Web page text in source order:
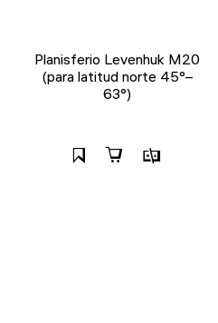
Planisferio Levenhuk M20
(para latitud norte 45°–
63°)